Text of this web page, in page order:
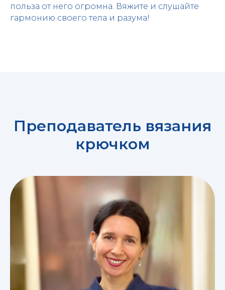
польза от него огромна. Вяжите и слушайте
гармонию своего тела и разума!
Преподаватель вязания
крючком